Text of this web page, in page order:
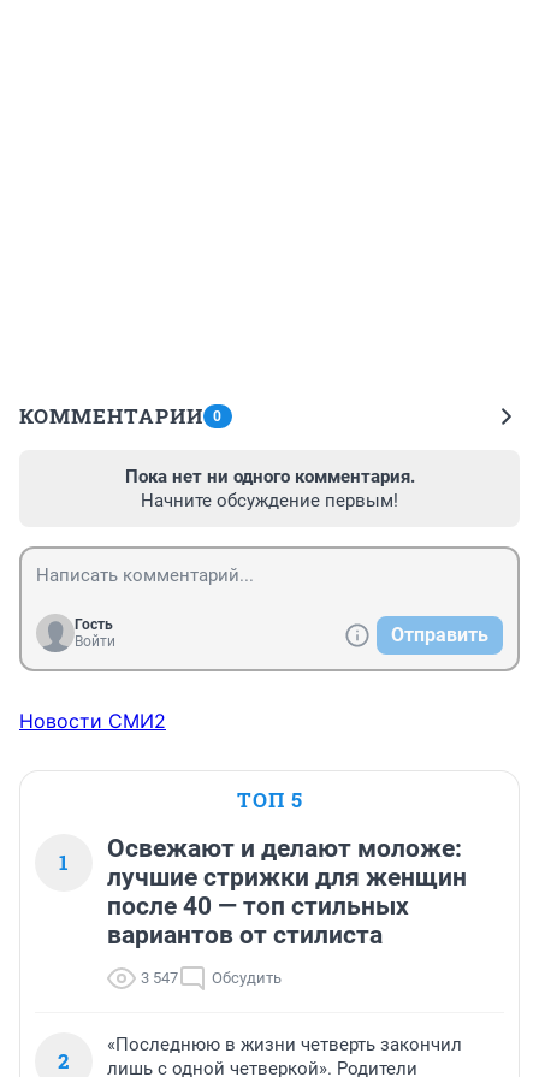
КОММЕНТАРИИ 0
Пока нет ни одного комментария.
Начните обсуждение первым!
Гость
Войти
Отправить
Новости СМИ2
ТОП 5
1
Освежают и делают моложе:
лучшие стрижки для женщин
после 40 — топ стильных
вариантов от стилиста
3 547 Обсудить
2
«Последнюю в жизни четверть закончил
лишь с одной четверкой». Родители